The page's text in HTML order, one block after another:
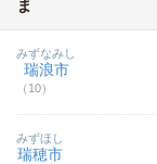
ま
瑞浪市
（10）
みずなみし
瑞穂市
みずほし